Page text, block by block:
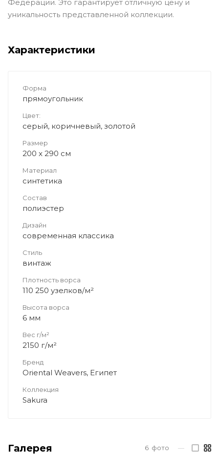
Федерации. Это гарантирует отличную цену и
уникальность представленной коллекции.
Характеристики
Форма
прямоугольник
Цвет:
серый, коричневый, золотой
Размер
200 x 290 см
Материал
синтетика
Состав
полиэстер
Дизайн
современная классика
Стиль
винтаж
Плотность ворса
110 250 узелков/м²
Высота ворса
6 мм
Вес г/м²
2150 г/м²
Бренд
Oriental Weavers, Египет
Коллекция
Sakura
Галерея 6 фото —